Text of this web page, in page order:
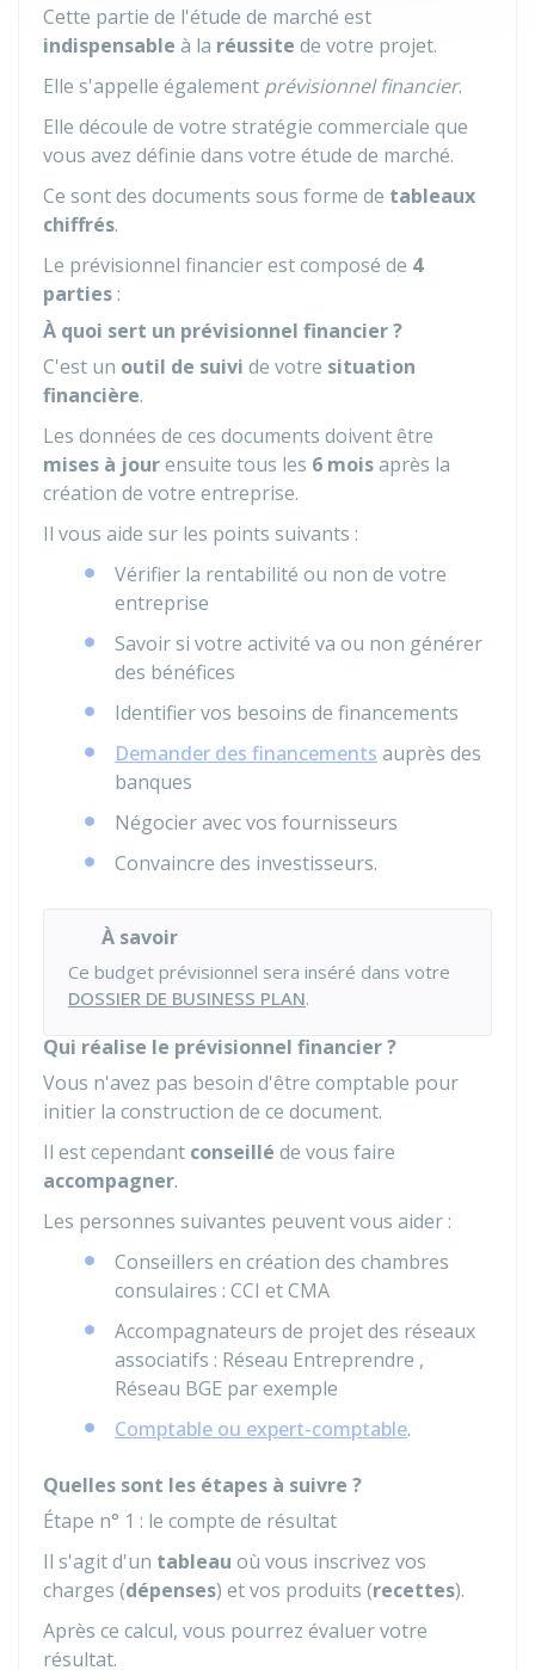
Cette partie de l'étude de marché est
indispensable à la réussite de votre projet.
Elle s'appelle également prévisionnel financier.
Elle découle de votre stratégie commerciale que
vous avez définie dans votre étude de marché.
Ce sont des documents sous forme de tableaux
chiffrés.
Le prévisionnel financier est composé de 4
parties :
À quoi sert un prévisionnel financier ?
C'est un outil de suivi de votre situation
financière.
Les données de ces documents doivent être
mises à jourensuite tous les 6 moisaprès la
création de votre entreprise.
Il vous aide sur les points suivants :
Vérifier la rentabilité ou non de votre
entreprise
Savoir si votre activité va ou non générer
des bénéfices
Identifier vos besoins de financements
Demander des financements auprès des
banques
Négocier avec vos fournisseurs
Convaincre des investisseurs.
À savoir
Ce budget prévisionnel sera inséré dans votre
DOSSIER DE BUSINESS PLAN.
Qui réalise le prévisionnel financier ?
Vous n'avez pas besoin d'être comptable pour
initier la construction de ce document.
Il est cependant conseillé de vous faire
accompagner.
Les personnes suivantes peuvent vous aider :
Conseillers en création des chambres
consulaires : CCI etCMA
Accompagnateurs de projet des réseaux
associatifs : Réseau Entreprendre ,
Réseau BGE par exemple
Comptable ou expert-comptable.
Quelles sont les étapes à suivre ?
Étape n° 1 : le compte de résultat
Il s'agit d'un tableau où vous inscrivez vos
charges (dépenses) et vos produits (recettes).
Après ce calcul, vous pourrez évaluer votre
résultat.